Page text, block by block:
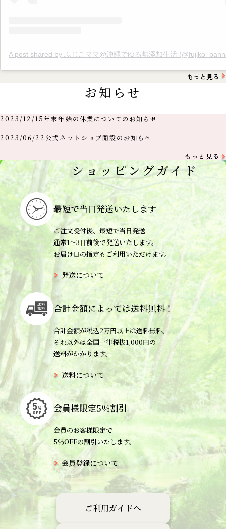
A post shared by ふじこママ@沖縄でゆる無添加生活
もっと見る
お知らせ
2023/12/15年末年始の休業についてのお知らせ
2023/06/22公式ネットショプ開設のお知らせ
もっと見る
ショッピングガイド
最短で当日発送いたします
ご注文受付後、最短で当日発送
通常1〜3日前後で発送いたします。
お届け日の指定もご利用いただけます。
発送について
合計金額によっては送料無料！
合計金額が税込2万円以上は送料無料。
それ以外は全国一律税抜1,000円の
送料がかかります。
送料について
会員様限定5％割引
会員のお客様限定で
5％OFFの割引いたします。
会員登録について
ご利用ガイドへ